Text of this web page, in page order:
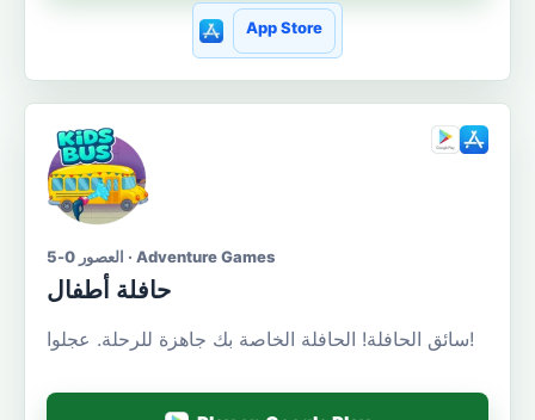
App Store
العصور 0-5 · Adventure Games
حافلة أطفال
سائق الحافلة! الحافلة الخاصة بك جاهزة للرحلة. عجلوا!